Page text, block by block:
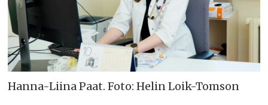
Hanna-Liina Paat. Foto: Helin Loik-Tomson